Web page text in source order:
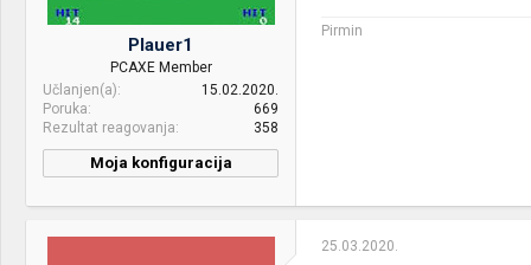
j
Plauer1
PCAXE Member
Učlanjen(a)
15.02.2020.
Poruka
669
Rezultat reagovanja
358
Moja konfiguracija
Pirmin
25.03.2020.